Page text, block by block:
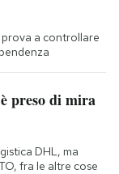
prova a controllare
preso di mira
DHL, ma
fra le altre cose